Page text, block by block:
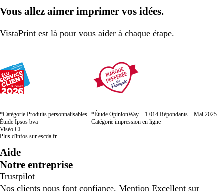
la
1
la
2
la
3
Vous allez aimer imprimer vos idées.
VistaPrint est là pour vous aider à chaque étape.
*Catégorie Produits personnalisables
Étude Ipsos bva
Viséo CI
Plus d'infos sur escda.fr
*Étude OpinionWay – 1 014 Répondants – Mai 2025 –
Catégorie impression en ligne
Aide
Notre entreprise
Trustpilot
Nos clients nous font confiance. Mention Excellent sur